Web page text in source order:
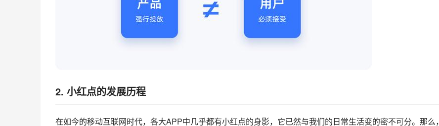
2. 小红点的发展历程
在如今的移动互联网时代，各大APP中几乎都有小红点的身影，它已然与我们的日常生活变的密不可分。那么，